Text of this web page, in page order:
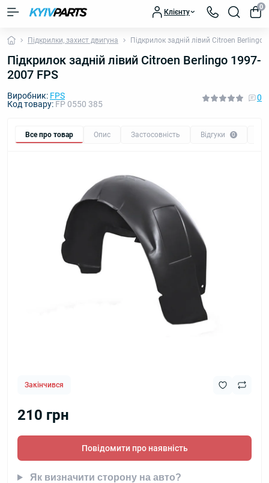
Клієнту
0
Підкрилки, захист двигуна Підкрилок задній лівий Citroen Berlingo
Підкрилок задній лівий Citroen Berlingo 1997-
2007 FPS
Виробник: FPS
Код товару: FP 0550 385
0
Все про товар Опис Застосовність Відгуки 0
Закінчився
210 грн
Повідомити про наявність
Як визначити сторону на авто?